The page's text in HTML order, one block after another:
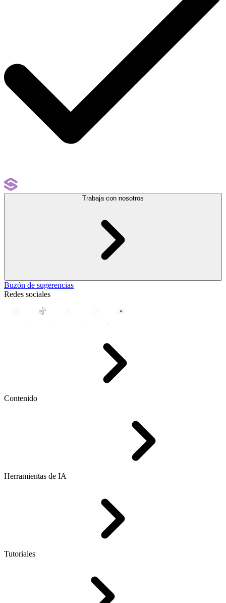
Trabaja con nosotros
Buzón de sugerencias
Redes sociales
Contenido
Herramientas de IA
Tutoriales